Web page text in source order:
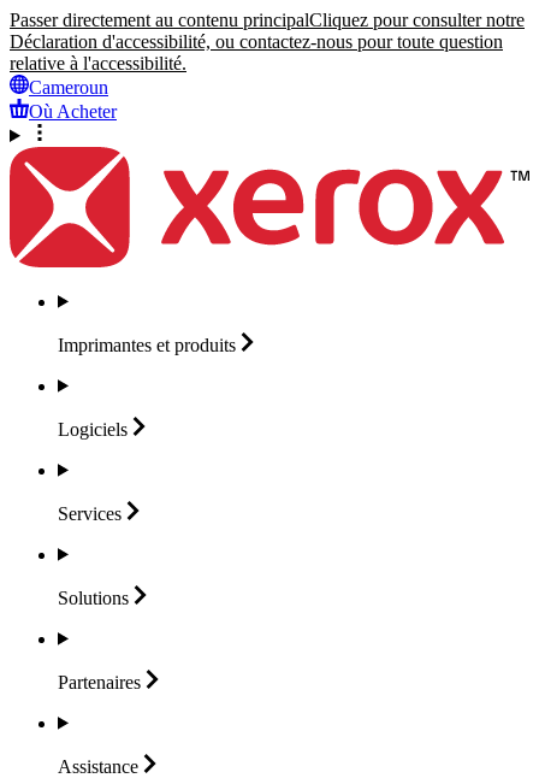
Passer directement au contenu principalCliquez pour consulter notre
Déclaration d'accessibilité, ou contactez-nous pour toute question
relative à l'accessibilité.
Cameroun
Où Acheter
Imprimantes et produits
Logiciels
Services
Solutions
Partenaires
Assistance